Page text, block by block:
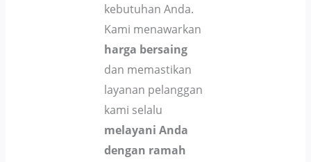
kebutuhan Anda.
Kami menawarkan
harga bersaing
dan memastikan
layanan pelanggan
kami selalu
melayani Anda
dengan ramah